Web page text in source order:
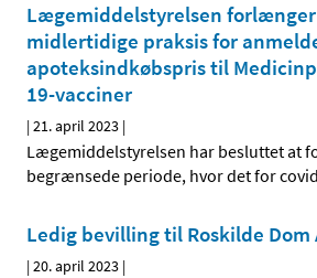
Lægemiddelstyrelsen
midlertidige praksis for
apoteksindkøbspris til
19-vacciner
|21. april 2023 |
Lægemiddelstyrelsen har besluttet at
begrænsede periode, hvor det for
Ledig bevilling til Roskilde Dom
|20. april 2023 |